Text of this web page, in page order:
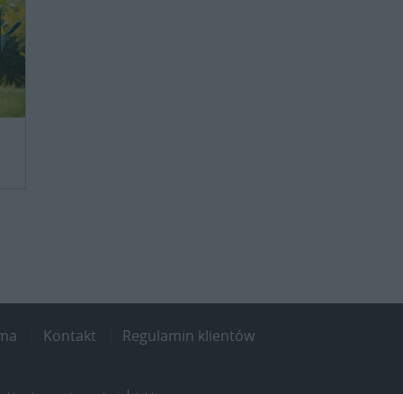
Kontakt Regulamin klientów